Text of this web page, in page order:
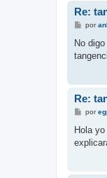
Re:
M
n
a
por
No
Re:
M
n
a
por
Hola